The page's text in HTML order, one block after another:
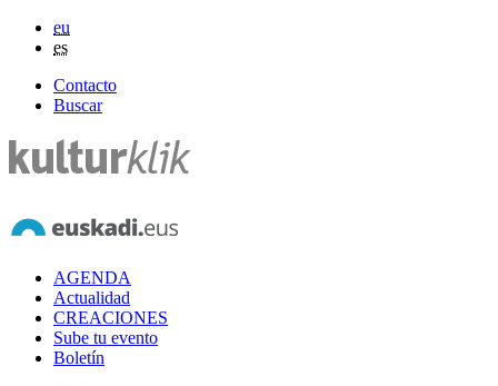
eu
es
Contacto
Buscar
AGENDA
Actualidad
CREACIONES
Sube tu evento
Boletín